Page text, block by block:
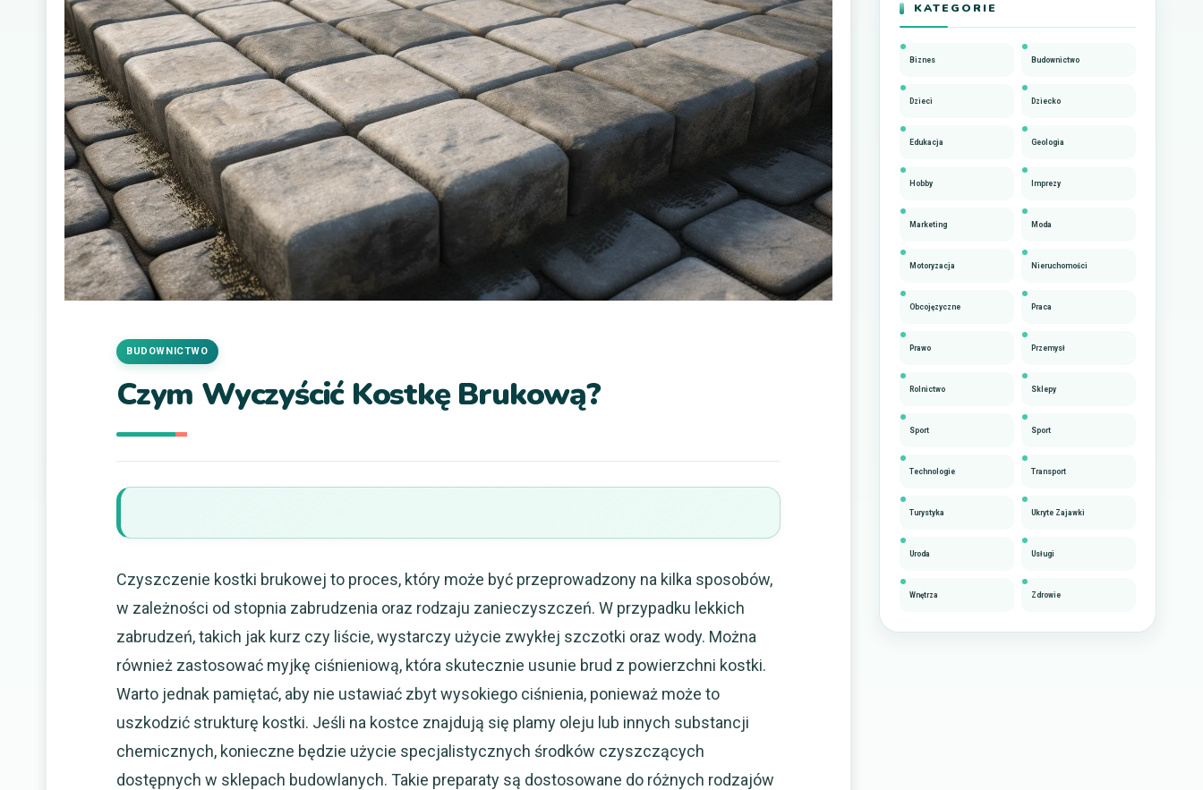
Czym Wyczyścić Kostkę Brukową?
BUDOWNICTWO
Czyszczenie kostki brukowej to proces, który może być przeprowadzony na kilka sposobów,
w zależności od stopnia zabrudzenia oraz rodzaju zanieczyszczeń. W przypadku lekkich
zabrudzeń, takich jak kurz czy liście, wystarczy użycie zwykłej szczotki oraz wody. Można
również zastosować myjkę ciśnieniową, która skutecznie usunie brud z powierzchni kostki.
Warto jednak pamiętać, aby nie ustawiać zbyt wysokiego ciśnienia, ponieważ może to
uszkodzić strukturę kostki. Jeśli na kostce znajdują się plamy oleju lub innych substancji
chemicznych, konieczne będzie użycie specjalistycznych środków czyszczących
dostępnych w sklepach budowlanych. Takie preparaty są dostosowane do różnych rodzajów
KATEGORIE
Biznes Budownictwo
Dzieci Dziecko
Edukacja Geologia
Hobby Imprezy
Marketing Moda
Motoryzacja Nieruchomości
Obcojęzyczne Praca
Prawo Przemysł
Rolnictwo Sklepy
Sport Sport
Technologie Transport
Turystyka Ukryte Zajawki
Uroda Usługi
Wnętrza Zdrowie